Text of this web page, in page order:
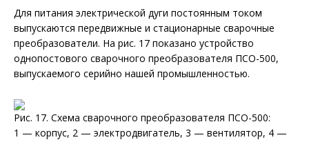
Для питания электрической дуги постоянным током
выпускаются передвижные и стационарные сварочные
преобразователи. На рис. 17 показано устройство
однопостового сварочного преобразователя ПСО-500,
выпускаемого серийно нашей промышленностью.
Рис. 17. Схема сварочного преобразователя ПСО-500:
1 — корпус, 2 — электродвигатель, 3 — вентилятор, 4 —